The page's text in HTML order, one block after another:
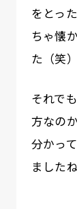
をとっ
ちゃ懐
た（笑）
それで
方なの
分かっ
ましたね